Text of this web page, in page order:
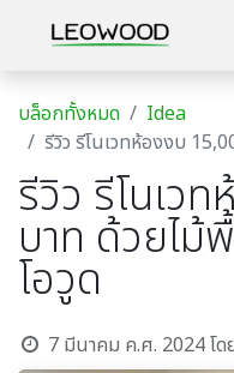
บล็อกทั้งหมด
Idea
รีวิว รีโนเวทห้องงบ
รีวิว รีโนเว
บาท ด้วยไม้
โอวูด
7 มีนาคม ค.ศ. 2024โด